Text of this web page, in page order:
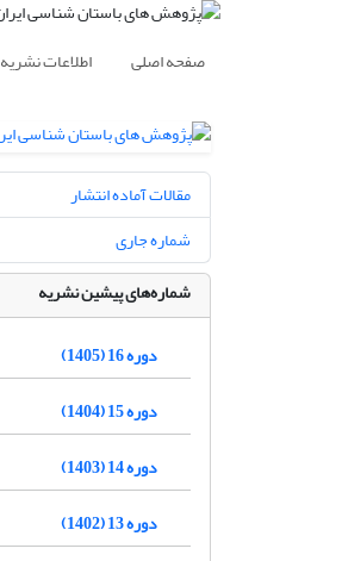
صفحه اصلی اطلاعات نشریه
مقالات آماده انتشار
شماره جاری
شماره‌های پیشین نشریه
دوره 16 (1405)
دوره 15 (1404)
دوره 14 (1403)
دوره 13 (1402)